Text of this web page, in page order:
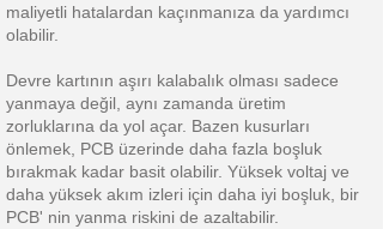
maliyetli hatalardan kaçınmanıza da yardımcı
olabilir.
Devre kartının aşırı kalabalık olması sadece
yanmaya değil, aynı zamanda üretim
zorluklarına da yol açar. Bazen kusurları
önlemek, PCB üzerinde daha fazla boşluk
bırakmak kadar basit olabilir. Yüksek voltaj ve
daha yüksek akım izleri için daha iyi boşluk, bir
PCB' nin yanma riskini de azaltabilir.